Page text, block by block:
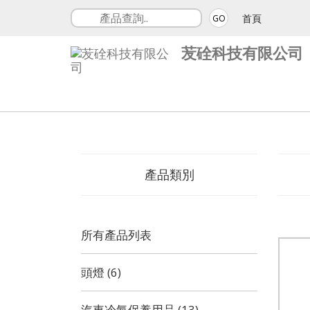
GO 首頁
苃硂科技有限公司
產品類別
所有產品列表
頭燈 (6)